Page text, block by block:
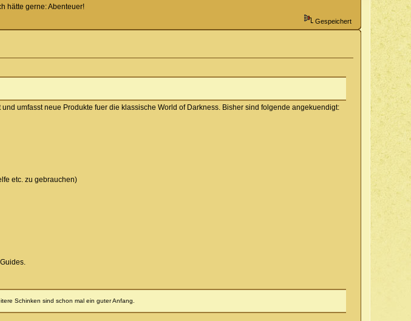
hätte gerne: Abenteuer!
Gespeichert
umfasst neue Produkte fuer die klassische World of Darkness. Bisher sind folgende angekuendigt:
etc. zu gebrauchen)
Schinken sind schon mal ein guter Anfang.